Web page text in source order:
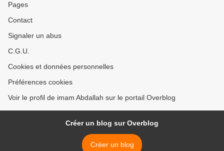
Pages
Contact
Signaler un abus
C.G.U.
Cookies et données personnelles
Préférences cookies
Voir le profil de imam Abdallah sur le portail Overblog
Créer un blog sur Overblog
Créer un blog